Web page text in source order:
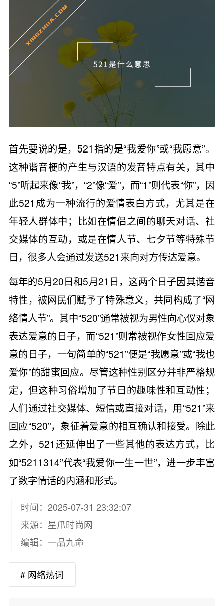
首先要说的是，521指的是“我爱你”或“我愿意”。
这种谐音梗的产生与汉语的发音特点有关，其中
“5”听起来像“我”，“2”像“爱”，而“1”则代表“你”，因
此521成为一种流行的爱情表白方式，尤其是在
年轻人群体中；比如在情侣之间的聊天对话、社
交媒体的互动，或是在情人节、七夕节等特殊节
日，很多人会通过发送521来向对方传达爱意。
每年的5月20日和5月21日，这两个日子因其谐音
特性，被网民们赋予了特殊意义，共同构成了“网
络情人节”。其中“520”通常被视为男性向心仪对象
表达爱意的日子，而“521”则常被视作女性回应爱
意的日子，一句简单的“521”便是“我愿意”或“我也
爱你”的甜蜜回应。尽管这种性别区分并非严格规
定，但这种习俗增加了节日的趣味性和互动性；
人们通过社交媒体、短信或直接对话，用“521”来
回应“520”，象征着爱意的相互确认和接受。除此
之外，521还延伸出了一些其他的表达方式，比
如“5211314”代表“我爱你一生一世”，进一步丰富
了数字情话的内涵和形式。
时间：2025-07-31 23:32:07
来源： 星爪时尚网
编辑：一品九命
# 网络热词